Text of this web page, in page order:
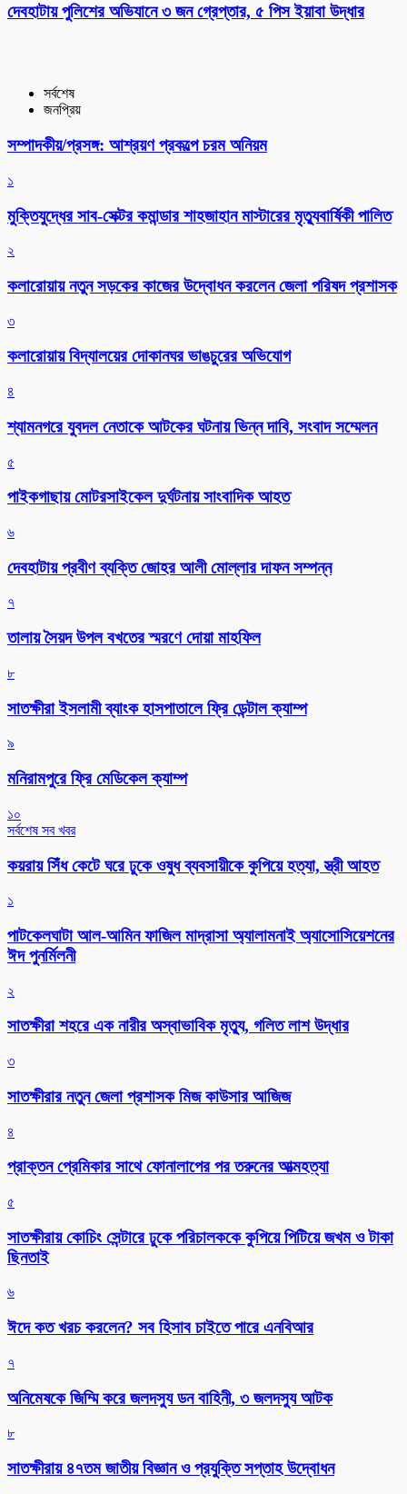
দেবহাটায় পুলিশের অভিযানে ৩ জন গ্রেপ্তার, ৫ পিস ইয়াবা উদ্ধার
সর্বশেষ
জনপ্রিয়
সম্পাদকীয়/প্রসঙ্গ: আশ্রয়ণ প্রকল্পে চরম অনিয়ম
১
মুক্তিযুদ্ধের সাব-সেক্টর কমান্ডার শাহজাহান মাস্টারের মৃত্যুবার্ষিকী পালিত
২
কলারোয়ায় নতুন সড়কের কাজের উদ্বোধন করলেন জেলা পরিষদ প্রশাসক
৩
কলারোয়ায় বিদ্যালয়ের দোকানঘর ভাঙচুরের অভিযোগ
৪
শ্যামনগরে যুবদল নেতাকে আটকের ঘটনায় ভিন্ন দাবি, সংবাদ সম্মেলন
৫
পাইকগাছায় মোটরসাইকেল দুর্ঘটনায় সাংবাদিক আহত
৬
দেবহাটায় প্রবীণ ব্যক্তি জোহর আলী মোল্লার দাফন সম্পন্ন
৭
তালায় সৈয়দ উপল বখতের স্মরণে দোয়া মাহফিল
৮
সাতক্ষীরা ইসলামী ব্যাংক হাসপাতালে ফ্রি ডেন্টাল ক্যাম্প
৯
মনিরামপুরে ফ্রি মেডিকেল ক্যাম্প
১০
সর্বশেষ সব খবর
কয়রায় সিঁধ কেটে ঘরে ঢুকে ওষুধ ব্যবসায়ীকে কুপিয়ে হত্যা, স্ত্রী আহত
১
পাটকেলঘাটা আল-আমিন ফাজিল মাদ্রাসা অ্যালামনাই অ্যাসোসিয়েশনের
ঈদ পুনর্মিলনী
২
সাতক্ষীরা শহরে এক নারীর অস্বাভাবিক মৃত্যু, গলিত লাশ উদ্ধার
৩
সাতক্ষীরার নতুন জেলা প্রশাসক মিজ কাউসার আজিজ
৪
প্রাক্তন প্রেমিকার সাথে ফোনালাপের পর তরুনের আত্মহত্যা
৫
সাতক্ষীরায় কোচিং সেন্টারে ঢুকে পরিচালককে কুপিয়ে পিটিয়ে জখম ও টাকা
ছিনতাই
৬
ঈদে কত খরচ করলেন? সব হিসাব চাইতে পারে এনবিআর
৭
অনিমেষকে জিম্মি করে জলদস্যু ডন বাহিনী, ৩ জলদস্যু আটক
৮
সাতক্ষীরায় ৪৭তম জাতীয় বিজ্ঞান ও প্রযুক্তি সপ্তাহ উদ্বোধন